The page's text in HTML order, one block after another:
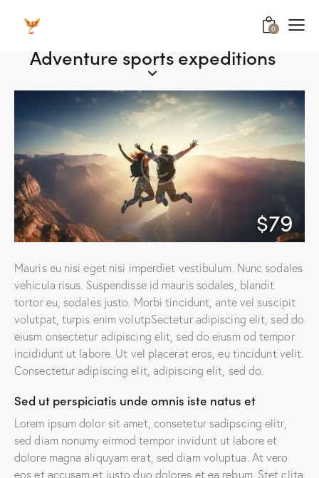
0
Adventure sports expeditions
$79
Mauris eu nisi eget nisi imperdiet vestibulum. Nunc sodales
vehicula risus. Suspendisse id mauris sodales, blandit
tortor eu, sodales justo. Morbi tincidunt, ante vel suscipit
volutpat, turpis enim volutpSectetur adipiscing elit, sed do
eiusm onsectetur adipiscing elit, sed do eiusm od tempor
incididunt ut labore. Ut vel placerat eros, eu tincidunt velit.
Consectetur adipiscing elit, adipiscing elit, sed do.
Sed ut perspiciatis unde omnis iste natus et
Lorem ipsum dolor sit amet, consetetur sadipscing elitr,
sed diam nonumy eirmod tempor invidunt ut labore et
dolore magna aliquyam erat, sed diam voluptua. At vero
eos et accusam et justo duo dolores et ea rebum. Stet clita